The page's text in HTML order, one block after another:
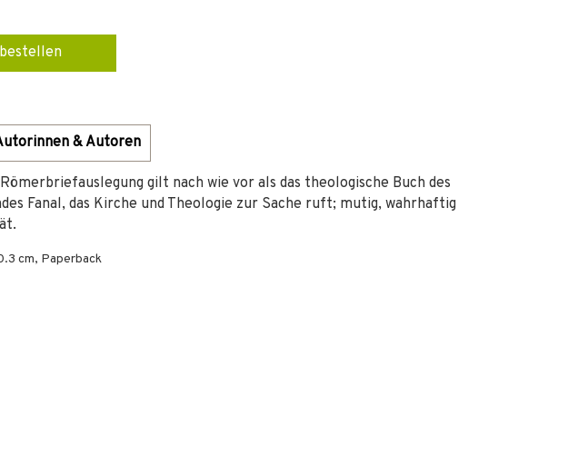
bestellen
& Autoren
gilt nach wie vor als das theologische Buch des
Fanal, das Kirche und Theologie zur Sache ruft; mutig, wahrhaftig
cm, Paperback